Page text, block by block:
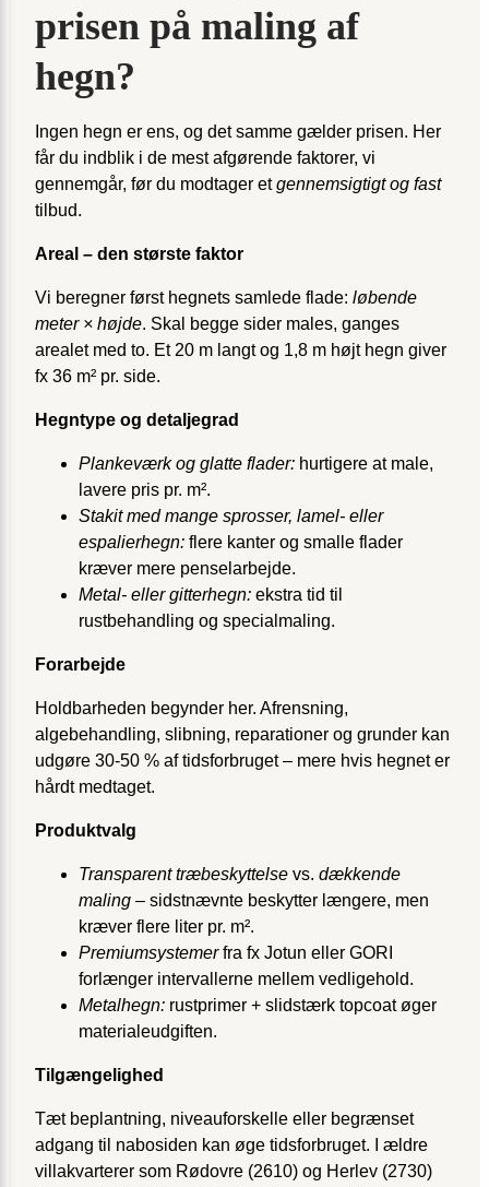
prisen på maling af
hegn?
Ingen hegn er ens, og det samme gælder prisen. Her
får du indblik i de mest afgørende faktorer, vi
gennemgår, før du modtager etgennemsigtigt og fast
tilbud.
Areal – den største faktor
Vi beregner først hegnets samlede flade: løbende
meter × højde. Skal begge sider males, ganges
arealet med to. Et 20 m langt og 1,8 m højt hegn giver
fx 36 m² pr. side.
Hegntype og detaljegrad
Plankeværk og glatte flader: hurtigere at male,
lavere pris pr. m².
Stakit med mange sprosser, lamel- eller
espalierhegn: flere kanter og smalle flader
kræver mere penselarbejde.
Metal- eller gitterhegn: ekstra tid til
rustbehandling og specialmaling.
Forarbejde
Holdbarheden begynder her. Afrensning,
algebehandling, slibning, reparationer og grunder kan
udgøre 30-50 % af tidsforbruget – mere hvis hegnet er
hårdt medtaget.
Produktvalg
Transparent træbeskyttelse vs. dækkende
maling – sidstnævnte beskytter længere, men
kræver flere liter pr. m².
Premiumsystemerfra fx Jotun eller GORI
forlænger intervallerne mellem vedligehold.
Metalhegn: rustprimer + slidstærk topcoat øger
materialeudgiften.
Tilgængelighed
Tæt beplantning, niveauforskelle eller begrænset
adgang til nabosiden kan øge tidsforbruget. I ældre
villakvarterer som Rødovre (2610) og Herlev (2730)